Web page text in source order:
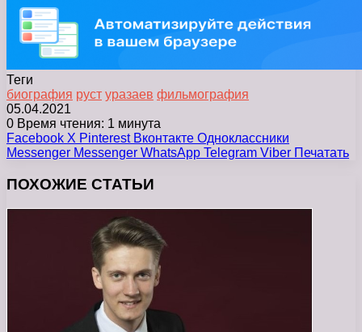
Теги
биография руст уразаев фильмография
05.04.2021
0 Время чтения: 1 минута
Facebook X Pinterest Вконтакте Одноклассники
Messenger Messenger WhatsApp Telegram Viber Печатать
ПОХОЖИЕ СТАТЬИ